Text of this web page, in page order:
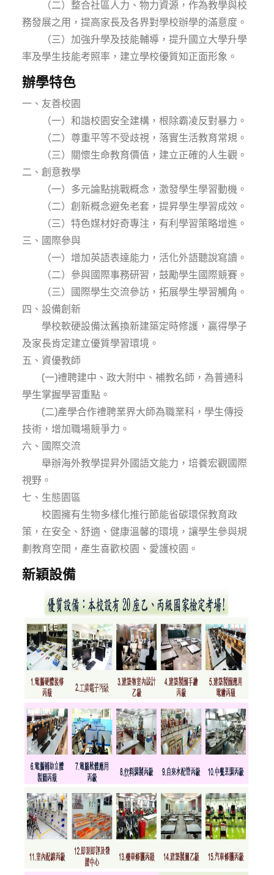
（二）整合社區人力、物力資源，作為教學與校
務發展之用，提高家長及各界對學校辦學的滿意度。
（三）加強升學及技能輔導，提升國立大學升學
率及學生技能考照率，建立學校優質知正面形象。
辦學特色
一、友善校園
（一）和諧校園安全建構，根除霸凌反對暴力。
（二）尊重平等不受歧視，落實生活教育常規。
（三）關懷生命教育價值，建立正確的人生觀。
二、創意教學
（一）多元論點挑戰概念，激發學生學習動機。
（二）創新概念避免老套，提昇學生學習成效。
（三）特色媒材好奇專注，有利學習策略增進。
三、國際參與
（一）增加英語表達能力，活化外語聽說寫讀。
（二）參與國際事務研習，鼓勵學生國際競賽。
（三）國際學生交流參訪，拓展學生學習觸角。
四、設備創新
學校軟硬設備汰舊換新建築定時修護，贏得學子
及家長肯定建立優質學習環境。
五、資優教師
(一)禮聘建中、政大附中、補教名師，為普通科
學生掌握學習重點。
(二)產學合作禮聘業界大師為職業科，學生傳授
技術，增加職場競爭力。
六、國際交流
舉辦海外教學提昇外國語文能力，培養宏觀國際
視野。
七、生態園區
校園擁有生物多樣化推行節能省碳環保教育政
策，在安全、舒適、健康溫馨的環境，讓學生參與規
劃教育空間，產生喜歡校園、愛護校園。
新穎設備